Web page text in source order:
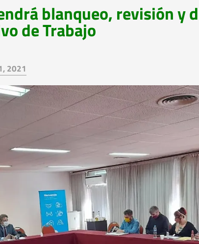
blanqueo, revisión y
de Trabajo
2021